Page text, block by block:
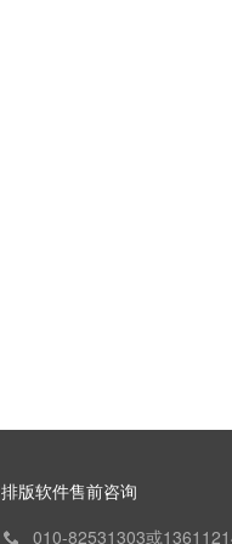
排版软件售前咨询
010-82531303或